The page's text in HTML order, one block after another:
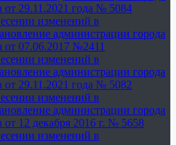
от 29.11.2021 года № 5084
изменений в
администрации города
от 07.06.2017 №2411
изменений в
администрации города
от 29.11.2021 года № 5082
изменений в
администрации города
от 12 декабря 2016 г. № 5658
изменений в